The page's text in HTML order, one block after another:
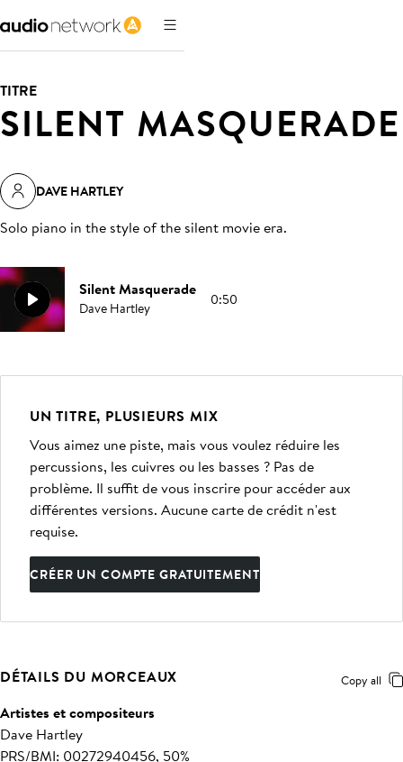
TITRE
SILENT MASQUERADE
DAVE HARTLEY
Solo piano in the style of the silent movie era.
Silent Masquerade
Dave Hartley 0:50
UN TITRE, PLUSIEURS MIX
Vous aimez une piste, mais vous voulez réduire les
percussions, les cuivres ou les basses ? Pas de
problème. Il suffit de vous inscrire pour accéder aux
différentes versions. Aucune carte de crédit n'est
requise.
CRÉER UN COMPTE GRATUITEMENT
DÉTAILS DU MORCEAUX Copy all
Artistes et compositeurs
Dave Hartley
PRS/BMI: 00272940456, 50%